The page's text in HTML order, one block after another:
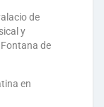
de
y
de
en